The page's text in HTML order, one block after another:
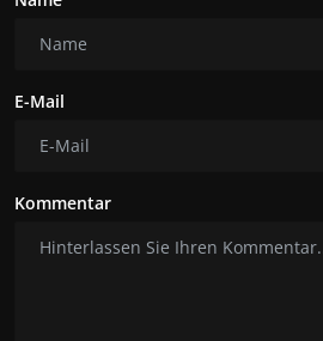
E-Mail
Kommentar